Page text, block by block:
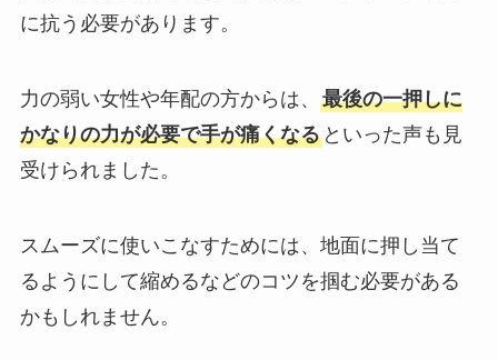
に抗う必要があります。
力の弱い女性や年配の方からは、 最後の一押しに
かなりの力が必要で手が痛くなるといった声も見
受けられました。
スムーズに使いこなすためには、地面に押し当て
るようにして縮めるなどのコツを掴む必要がある
かもしれません。